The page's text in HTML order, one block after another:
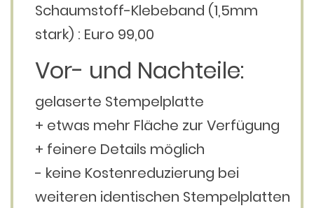
Schaumstoff-Klebeband (1,5mm
stark) : Euro 99,00
Vor- und Nachteile:
gelaserte Stempelplatte
+ etwas mehr Fläche zur Verfügung
+ feinere Details möglich
- keine Kostenreduzierung bei
weiteren identischen Stempelplatten